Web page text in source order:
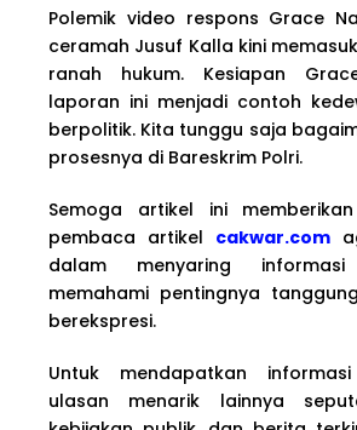
Polemik video respons Grace
ceramah Jusuf Kalla kini
ranah hukum. Kesiapan
laporan ini menjadi contoh
berpolitik. Kita tunggu saja
prosesnya di Bareskrim Polri.
Semoga artikel ini
pembaca artikel cakwar.com
dalam menyaring
memahami pentingnya
berekspresi.
Untuk mendapatkan
ulasan menarik lainnya